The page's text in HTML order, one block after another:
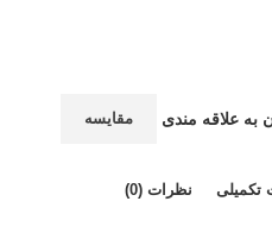
به علاقه مندی مقایسه
تکمیلی نظرات (0)